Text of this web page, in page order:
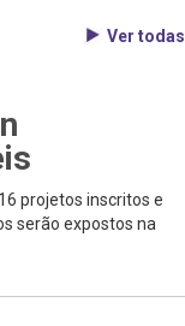
Ver todas
projetos inscritos e
serão expostos na